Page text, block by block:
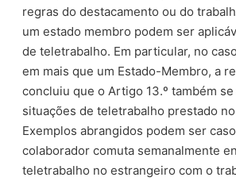
regras do destacamento ou do
um estado membro podem ser
de teletrabalho. Em particular, no
em mais que um Estado-Membro, a
concluiu que o Artigo 13.º também se
situações de teletrabalho prestado
Exemplos abrangidos podem ser
colaborador comuta semanalmente
teletrabalho no estrangeiro com o